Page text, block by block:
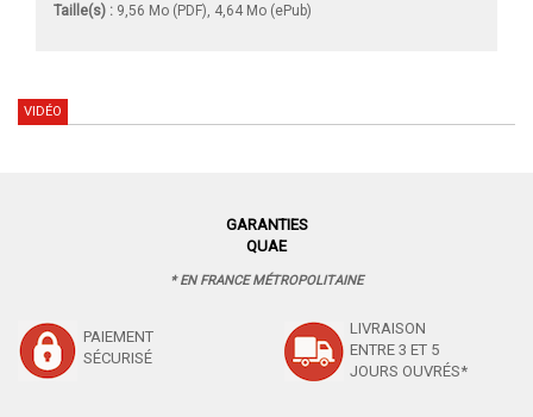
Taille(s) : 9,56 Mo (PDF), 4,64 Mo (ePub)
VIDÉO
GARANTIES
QUAE
* EN FRANCE MÉTROPOLITAINE
PAIEMENT
SÉCURISÉ
LIVRAISON
ENTRE 3 ET 5
JOURS OUVRÉS*